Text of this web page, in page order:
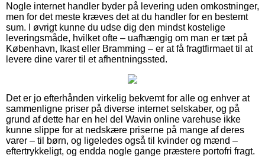
Nogle internet handler byder på levering uden omkostninger,
men for det meste kræves det at du handler for en bestemt
sum. I øvrigt kunne du udse dig den mindst kostelige
leveringsmåde, hvilket ofte – uafhængig om man er tæt på
København, Ikast eller Bramming – er at få fragtfirmaet til at
levere dine varer til et afhentningssted.
Det er jo efterhånden virkelig bekvemt for alle og enhver at
sammenligne priser på diverse internet selskaber, og på
grund af dette har en hel del Wavin online varehuse ikke
kunne slippe for at nedskære priserne på mange af deres
varer – til børn, og ligeledes også til kvinder og mænd –
eftertrykkeligt, og endda nogle gange præstere portofri fragt.